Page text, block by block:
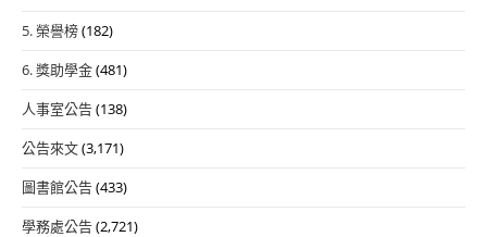
5. 榮譽榜(182)
6. 獎助學金(481)
人事室公告(138)
公告來文(3,171)
圖書館公告(433)
學務處公告(2,721)